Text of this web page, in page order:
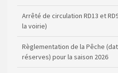
Arrêté de circulation RD13 et
la voirie)
Règlementation de la Pêche
réserves) pour la saison 2026